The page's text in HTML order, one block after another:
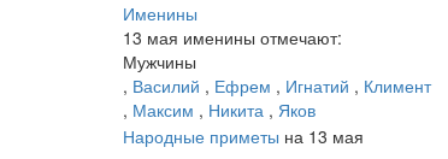
Именины
13 мая именины отмечают:
Мужчины
, Василий , Ефрем , Игнатий , Климент
, Максим , Никита , Яков
Народные приметы на 13 мая